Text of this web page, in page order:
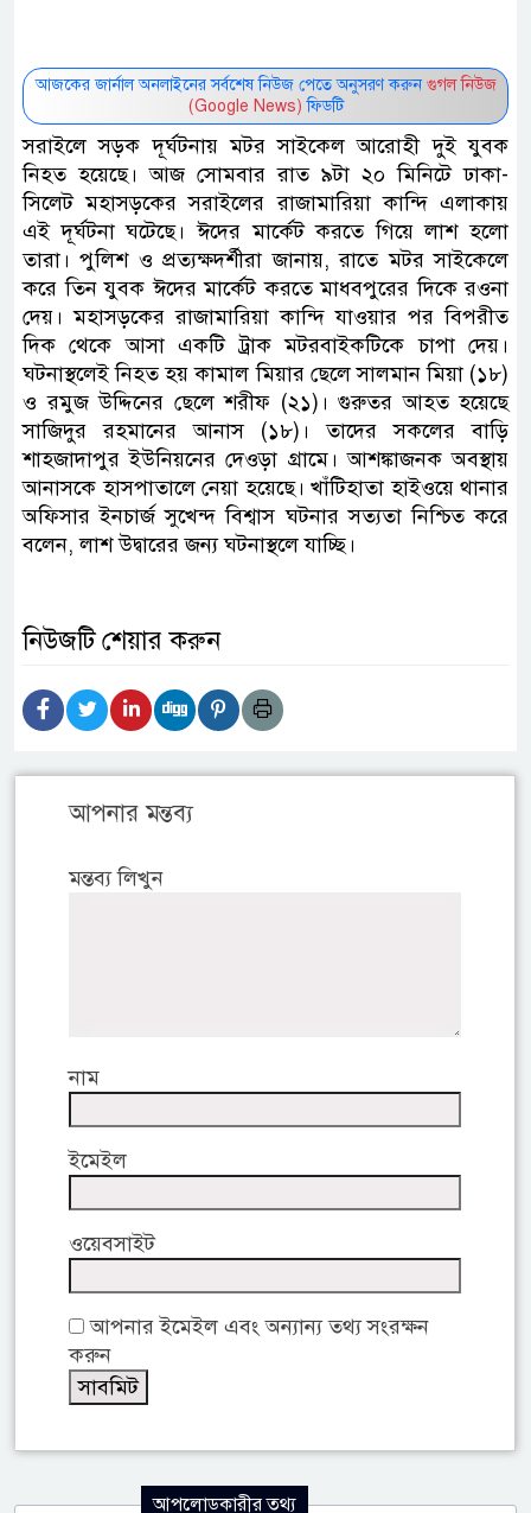
আজকের জার্নাল অনলাইনের সর্বশেষ নিউজ পেতে অনুসরণ করুন গুগল নিউজ
(Google News) ফিডটি
সরাইলে সড়ক দূর্ঘটনায় মটর সাইকেল আরোহী দুই যুবক
নিহত হয়েছে। আজ সোমবার রাত ৯টা ২০ মিনিটে ঢাকা-
সিলেট মহাসড়কের সরাইলের রাজামারিয়া কান্দি এলাকায়
এই দূর্ঘটনা ঘটেছে। ঈদের মার্কেট করতে গিয়ে লাশ হলো
তারা। পুলিশ ও প্রত্যক্ষদর্শীরা জানায়, রাতে মটর সাইকেলে
করে তিন যুবক ঈদের মার্কেট করতে মাধবপুরের দিকে রওনা
দেয়। মহাসড়কের রাজামারিয়া কান্দি যাওয়ার পর বিপরীত
দিক থেকে আসা একটি ট্রাক মটরবাইকটিকে চাপা দেয়।
ঘটনাস্থলেই নিহত হয় কামাল মিয়ার ছেলে সালমান মিয়া (১৮)
ও রমুজ উদ্দিনের ছেলে শরীফ (২১)। গুরুতর আহত হয়েছে
সাজিদুর রহমানের আনাস (১৮)। তাদের সকলের বাড়ি
শাহজাদাপুর ইউনিয়নের দেওড়া গ্রামে। আশঙ্কাজনক অবস্থায়
আনাসকে হাসপাতালে নেয়া হয়েছে। খাঁটিহাতা হাইওয়ে থানার
অফিসার ইনচার্জ সুখেন্দ বিশ্বাস ঘটনার সত্যতা নিশ্চিত করে
বলেন, লাশ উদ্বারের জন্য ঘটনাস্থলে যাচ্ছি।
নিউজটি শেয়ার করুন
আপনার মন্তব্য
মন্তব্য লিখুন
নাম
ইমেইল
ওয়েবসাইট
আপনার ইমেইল এবং অন্যান্য তথ্য সংরক্ষন
করুন
আপলোডকারীর তথ্য